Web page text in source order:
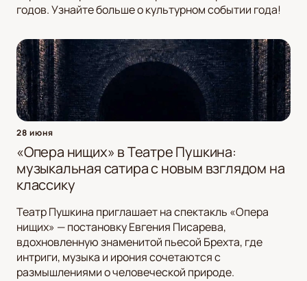
годов. Узнайте больше о культурном событии года!
28 июня
«Опера нищих» в Театре Пушкина:
музыкальная сатира с новым взглядом на
классику
Театр Пушкина приглашает на спектакль «Опера
нищих» — постановку Евгения Писарева,
вдохновленную знаменитой пьесой Брехта, где
интриги, музыка и ирония сочетаются с
размышлениями о человеческой природе.